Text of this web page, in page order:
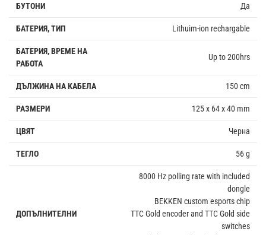
БУТОНИ
Да
БАТЕРИЯ, ТИП Lithuim-ion rechargable
БАТЕРИЯ, ВРЕМЕ НА
РАБОТА
Up to 200hrs
ДЪЛЖИНА НА КАБЕЛА 150 cm
РАЗМЕРИ 125 x 64 x 40 mm
ЦВЯТ Черна
ТЕГЛО 56 g
ДОПЪЛНИТЕЛНИ
8000 Hz polling rate with included
dongle
BEKKEN custom esports chip
TTC Gold encoder and TTC Gold side
switches